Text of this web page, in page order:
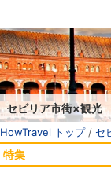
セビリア市街×観光
HowTravel トップ/ セ
特集